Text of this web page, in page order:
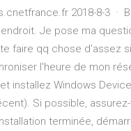
2018-8-3 ·
Je pose ma
faire qq chose d'assez
l'heure de mon
installez Windows
Si possible,
terminée,